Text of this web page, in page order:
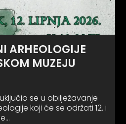
ARHEOLOGIJE
MUZEJU
se u obilježavanje
koji će se održati 12. i